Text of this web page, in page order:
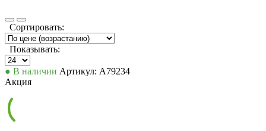
Сортировать:
Показывать:
● В наличии Артикул: А79234
Акция